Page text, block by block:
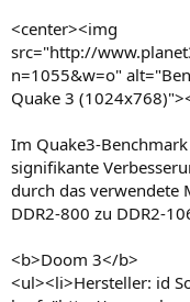
<center><img
src="http://
n=1055&w=o"
Quake 3
Im Quake3-
signifikante
durch das verwendete
DDR2-800 zu DDR2-
<b>Doom 3</b>
<ul><li>Hersteller: id